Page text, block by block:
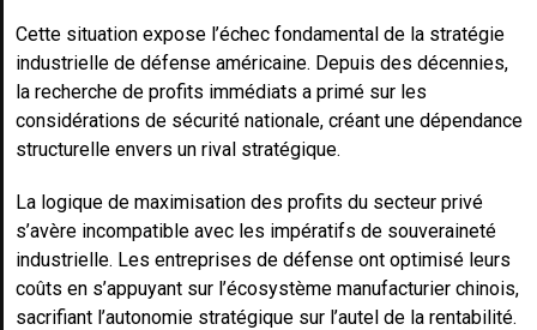
Cette situation expose l’échec fondamental de la stratégie
industrielle de défense américaine. Depuis des décennies,
la recherche de profits immédiats a primé sur les
considérations de sécurité nationale, créant une dépendance
structurelle envers un rival stratégique.
La logique de maximisation des profits du secteur privé
s’avère incompatible avec les impératifs de souveraineté
industrielle. Les entreprises de défense ont optimisé leurs
coûts en s’appuyant sur l’écosystème manufacturier chinois,
sacrifiant l’autonomie stratégique sur l’autel de la rentabilité.